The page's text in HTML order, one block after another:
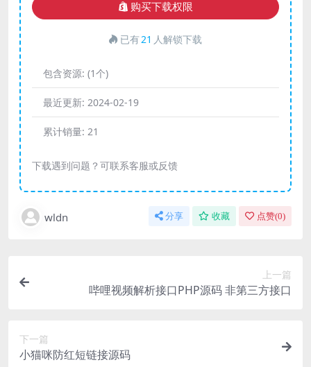
购买下载权限
已有21 人解锁下载
包含资源: (1个)
最近更新: 2024-02-19
累计销量: 21
下载遇到问题？可联系客服或反馈
wldn 分享 收藏 点赞(0)
上一篇
哔哩视频解析接口PHP源码 非第三方接口
下一篇
小猫咪防红短链接源码